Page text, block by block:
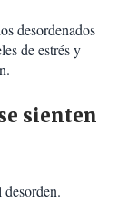
desordenados
de estrés y
sienten